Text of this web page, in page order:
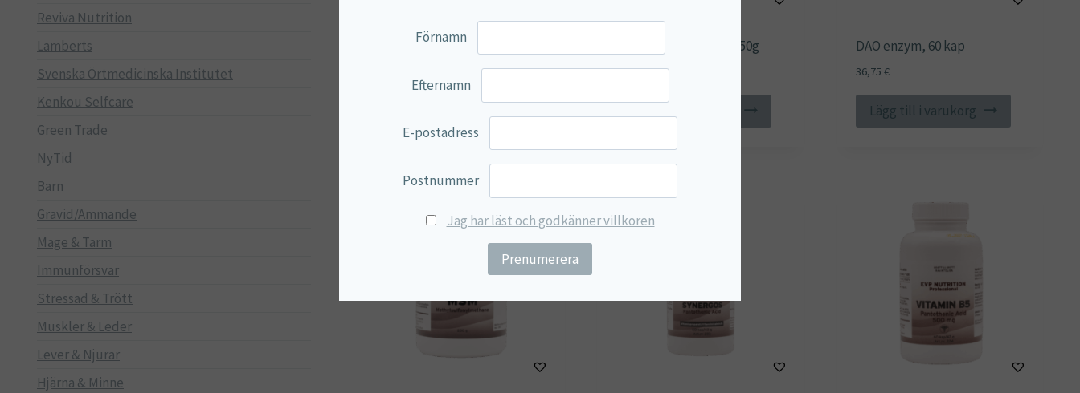
C-vitamin – Kalciumaskorbat C-vitamin Complex, 250g
40,95€
DAO enzym, 60 kap
36,75€
Lägg till i varukorg
Reviva Nutrition
Lamberts
Svenska Örtmedicinska Institutet
Kenkou Selfcare
Green Trade
NyTid
Barn
Gravid/Ammande
Mage & Tarm
Immunförsvar
Stressad & Trött
Muskler & Leder
Lever & Njurar
Hjärna & Minne
Förnamn
Efternamn
E-postadress
Postnummer
Jag har läst och godkänner villkoren